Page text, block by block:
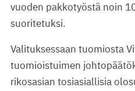
vuoden pakkotyöstä noin
suoritetuksi.
Valituksessaan tuomiosta
tuomioistuimen
rikosasian tosiasiallisia